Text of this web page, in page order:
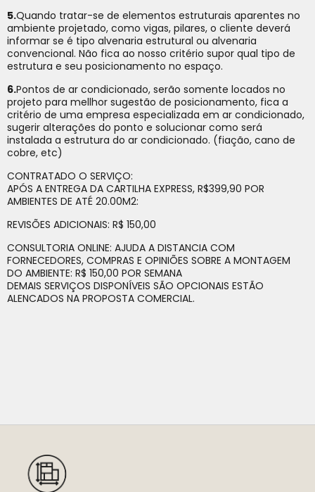
5.Quando tratar-se de elementos estruturais aparentes no
ambiente projetado, como vigas, pilares, o cliente deverá
informar se é tipo alvenaria estrutural ou alvenaria
convencional. Não fica ao nosso critério supor qual tipo de
estrutura e seu posicionamento no espaço.
6.Pontos de ar condicionado, serão somente locados no
projeto para mellhor sugestão de posicionamento, fica a
critério de uma empresa especializada em ar condicionado,
sugerir alterações do ponto e solucionar como será
instalada a estrutura do ar condicionado. (fiação, cano de
cobre, etc)
CONTRATADO O SERVIÇO:
APÓS A ENTREGA DA CARTILHA EXPRESS, R$399,90 POR
AMBIENTES DE ATÉ 20.00M2:
REVISÕES ADICIONAIS: R$ 150,00
CONSULTORIA ONLINE: AJUDA A DISTANCIA COM
FORNECEDORES, COMPRAS E OPINIÕES SOBRE A MONTAGEM
DO AMBIENTE: R$ 150,00 POR SEMANA
DEMAIS SERVIÇOS DISPONÍVEIS SÃO OPCIONAIS ESTÃO
ALENCADOS NA PROPOSTA COMERCIAL.